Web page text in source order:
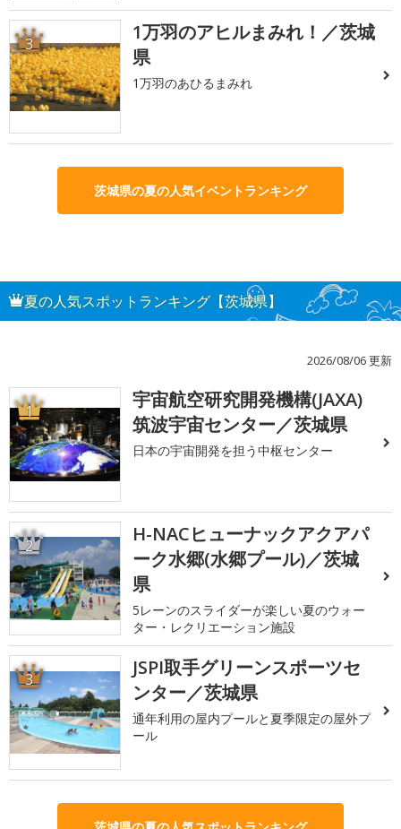
3
1万羽のアヒルまみれ！／茨城
県
1万羽のあひるまみれ
茨城県の夏の人気イベントランキング
夏の人気スポットランキング【茨城県】
2026/08/06 更新
1
宇宙航空研究開発機構(JAXA)
筑波宇宙センター／茨城県
日本の宇宙開発を担う中枢センター
2
H-NACヒューナックアクアパ
ーク水郷(水郷プール)／茨城
県
5レーンのスライダーが楽しい夏のウォー
ター・レクリエーション施設
3
JSPI取手グリーンスポーツセ
ンター／茨城県
通年利用の屋内プールと夏季限定の屋外プ
ール